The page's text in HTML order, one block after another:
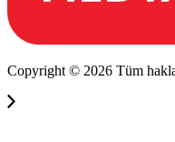
Copyright © 2026 Tüm